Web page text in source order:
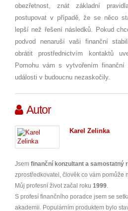
obezřetnost, znát základní
postupovat v případě, že se něco
lepší než řešení následků. Pokud
podvod nenaruší vaši finanční
obrátit prostřednictvím kontaktů
Pomohu vám s vytvořením finanční
události v budoucnu nezaskočily.
Autor
Karel Zelinka
Jsem finanční konzultant a samostatný
zprostředkovatel, člověk co vám pomůže
Můj profesní život začal roku 1999
S profesí finančního poradce jsem se
akademii. Populárním produktem bylo